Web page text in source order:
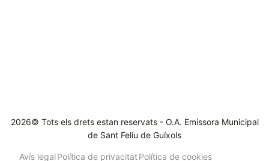
2026© Tots els drets estan reservats - O.A. Emissora Municipal
de Sant Feliu de Guíxols
Avís legalPolítica de privacitatPolítica de cookies